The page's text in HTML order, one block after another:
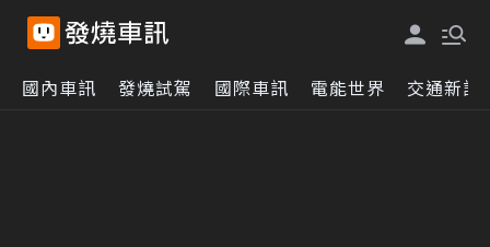
國內車訊 發燒試駕 國際車訊 電能世界 交通新訊